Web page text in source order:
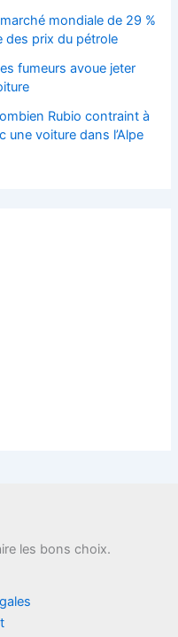
mondiale de 29 %
des prix du pétrole
fumeurs avoue jeter
Rubio contraint à
une voiture dans l’Alpe
les bons choix.